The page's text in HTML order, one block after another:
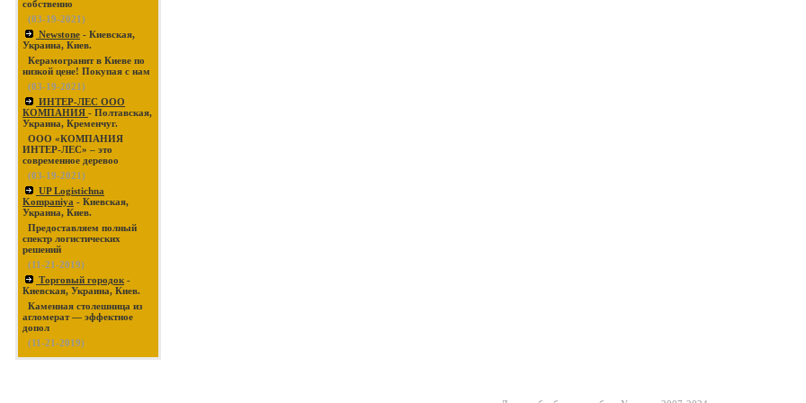
собственно
(03-19-2021)
Newstone - Киевская,
Украина, Киев.
Керамогранит в Киеве по
низкой цене! Покупая с нам
(03-19-2021)
ИНТЕР-ЛЕС ООО
КОМПАНИЯ - Полтавская,
Украина, Кременчуг.
ООО «КОМПАНИЯ
ИНТЕР-ЛЕС» – это
современное деревоо
(03-19-2021)
UP Logistichna
Kompaniya - Киевская,
Украина, Киев.
Предоставляем полный
спектр логистических
решений
(11-21-2019)
Торговый городок -
Киевская, Украина, Киев.
Каменная столешница из
агломерат — эффектное
допол
(11-21-2019)